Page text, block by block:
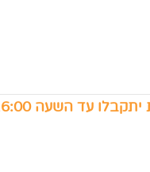
השעה 16:00 , ו׳: 9:00 - 14:00 -